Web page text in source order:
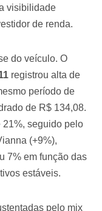
visibilidade
de renda.
do veículo. O
registrou alta de
período de
de R$ 134,08.
seguido pelo
(+9%),
7% em função das
estáveis.
pelo mix